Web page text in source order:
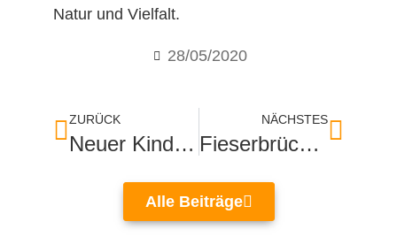
Natur und Vielfalt.
28/05/2020
ZURÜCK
Neuer Kindergarten Keltenweg eingeweiht
NÄCHSTES
Fieserbrücke wird komplett neu gebaut
Alle Beiträge